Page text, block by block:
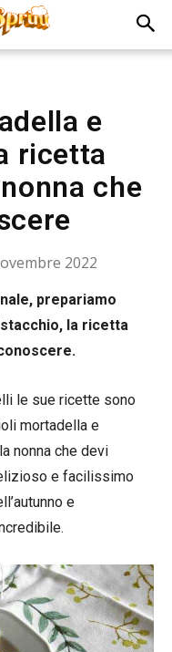
e
ricetta
che
2022
prepariamo
la ricetta
le sue ricette sono
mortadella e
nonna che devi
e facilissimo
e